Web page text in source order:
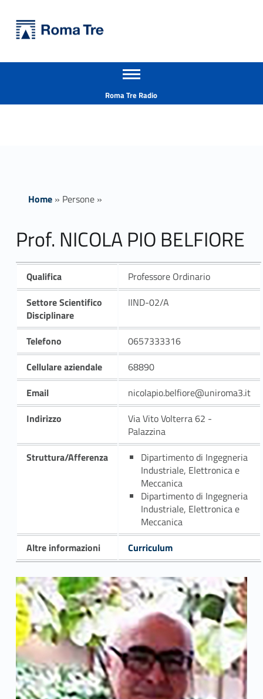
Prof. NICOLA PIO BELFIORE ricerca - Università Roma Tre
Apri il menu secondario
Roma Tre Radio
Home» Persone»
Prof. NICOLA PIO BELFIORE
Qualifica
Professore Ordinario
Settore Scientifico
Disciplinare
IIND-02/A
Telefono
0657333316
Cellulare aziendale
68890
Email
nicolapio.belfiore@uniroma3.it
Indirizzo
Via Vito Volterra 62 -
Palazzina
Struttura/Afferenza
Dipartimento di Ingegneria
Industriale, Elettronica e
Meccanica
Dipartimento di Ingegneria
Industriale, Elettronica e
Meccanica
Altre informazioni
Curriculum